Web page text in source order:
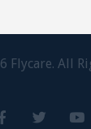
Flycare. All